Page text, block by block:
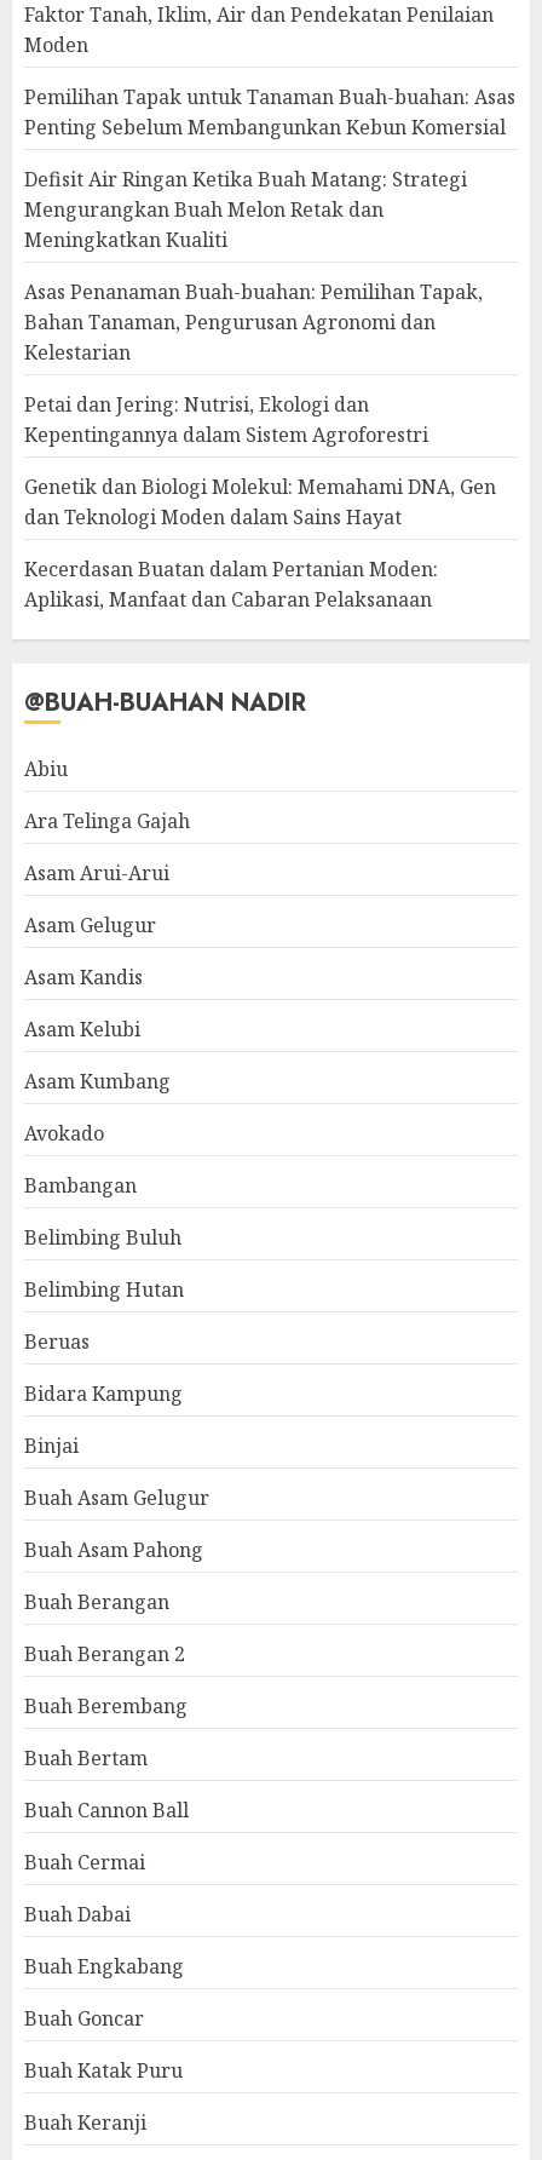
Faktor Tanah, Iklim, Air dan Pendekatan Penilaian
Moden
Pemilihan Tapak untuk Tanaman Buah-buahan: Asas
Penting Sebelum Membangunkan Kebun Komersial
Defisit Air Ringan Ketika Buah Matang: Strategi
Mengurangkan Buah Melon Retak dan
Meningkatkan Kualiti
Asas Penanaman Buah-buahan: Pemilihan Tapak,
Bahan Tanaman, Pengurusan Agronomi dan
Kelestarian
Petai dan Jering: Nutrisi, Ekologi dan
Kepentingannya dalam Sistem Agroforestri
Genetik dan Biologi Molekul: Memahami DNA, Gen
dan Teknologi Moden dalam Sains Hayat
Kecerdasan Buatan dalam Pertanian Moden:
Aplikasi, Manfaat dan Cabaran Pelaksanaan
@BUAH-BUAHAN NADIR
Abiu
Ara Telinga Gajah
Asam Arui-Arui
Asam Gelugur
Asam Kandis
Asam Kelubi
Asam Kumbang
Avokado
Bambangan
Belimbing Buluh
Belimbing Hutan
Beruas
Bidara Kampung
Binjai
Buah Asam Gelugur
Buah Asam Pahong
Buah Berangan
Buah Berangan 2
Buah Berembang
Buah Bertam
Buah Cannon Ball
Buah Cermai
Buah Dabai
Buah Engkabang
Buah Goncar
Buah Katak Puru
Buah Keranji